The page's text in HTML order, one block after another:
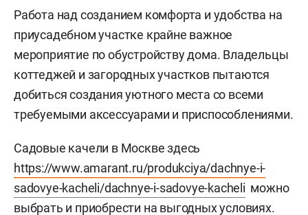
Работа над созданием комфорта и удобства на
приусадебном участке крайне важное
мероприятие по обустройству дома. Владельцы
коттеджей и загородных участков пытаются
добиться создания уютного места со всеми
требуемыми аксессуарами и приспособлениями.
Садовые качели в Москве здесь
https://www.amarant.ru/produkciya/dachnye-i-
sadovye-kacheli/dachnye-i-sadovye-kacheli можно
выбрать и приобрести на выгодных условиях.